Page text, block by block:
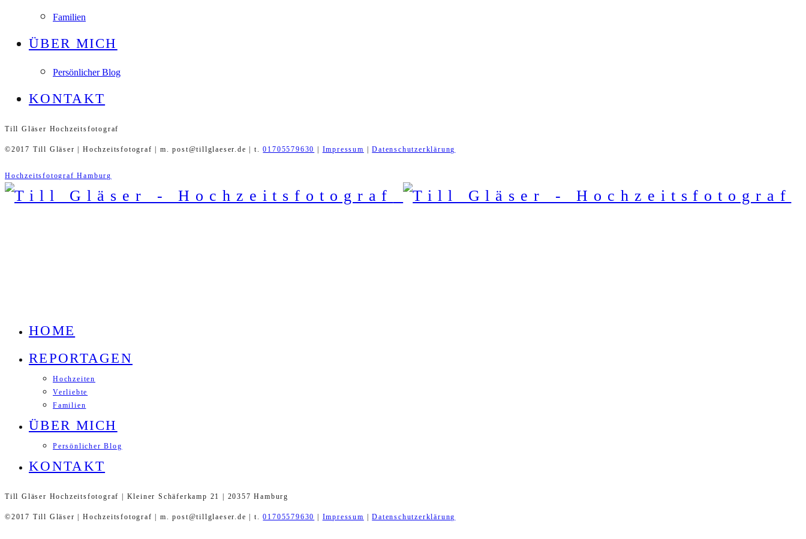
Familien
ÜBER MICH
Persönlicher Blog
KONTAKT
Till Gläser Hochzeitsfotograf
©2017 Till Gläser | Hochzeitsfotograf | m. post@tillglaeser.de | t.01705579630 | Impressum |Datenschutzerklärung
Hochzeitsfotograf Hamburg
HOME
REPORTAGEN
Hochzeiten
Verliebte
Familien
ÜBER MICH
Persönlicher Blog
KONTAKT
Till Gläser Hochzeitsfotograf | Kleiner Schäferkamp 21 | 20357 Hamburg
©2017 Till Gläser | Hochzeitsfotograf | m. post@tillglaeser.de | t.01705579630 | Impressum |Datenschutzerklärung